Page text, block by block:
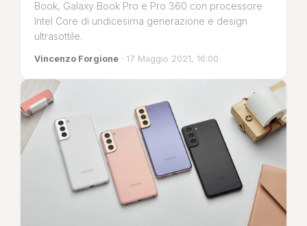
Book, Galaxy Book Pro e Pro 360 con processore
Intel Core di undicesima generazione e design
ultrasottile.
Vincenzo Forgione · 17 Maggio 2021, 16:00